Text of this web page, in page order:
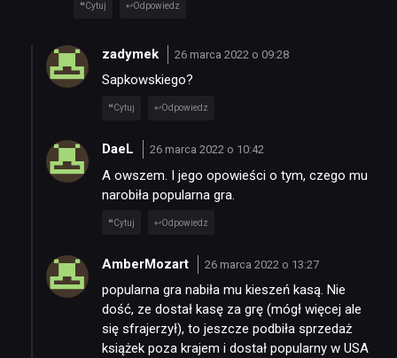
Cytuj Odpowiedz
zadymek 26 marca 2022 o 09:28
Sapkowskiego?
Cytuj Odpowiedz
DaeL 26 marca 2022 o 10:42
A owszem. I jego opowieści o tym, czego mu
narobiła popularna gra.
Cytuj Odpowiedz
AmberMozart 26 marca 2022 o 13:27
popularna gra nabiła mu kieszeń kasą. Nie
dość, ze dostał kasę za grę (mógł więcej ale
się sfrajerzył), to jeszcze podbiła sprzedaż
książek poza krajem i dostał popularny w USA